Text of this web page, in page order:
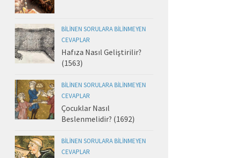
BILINEN SORULARA BILINMEYEN
CEVAPLAR
Hafıza Nasıl Geliştirilir?
(1563)
BILINEN SORULARA BILINMEYEN
CEVAPLAR
Çocuklar Nasıl
Beslenmelidir? (1692)
BILINEN SORULARA BILINMEYEN
CEVAPLAR